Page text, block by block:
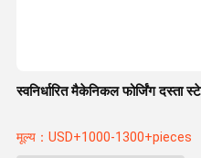
स्वनिर्धारित मैकेनिकल फोर्जिंग दस्ता
मूल्य：USD+1000-1300+pieces